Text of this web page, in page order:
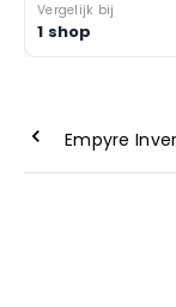
Vergelijk bij
1 shop
Empyre